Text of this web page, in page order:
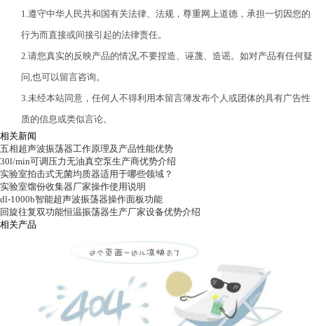
1.遵守中华人民共和国有关法律、法规，尊重网上道德，承担一切因您的
行为而直接或间接引起的法律责任。
2.请您真实的反映产品的情况,不要捏造、诬蔑、造谣。如对产品有任何疑
问,也可以留言咨询。
3.未经本站同意，任何人不得利用本留言簿发布个人或团体的具有广告性
质的信息或类似言论。
相关新闻
五相超声波振荡器工作原理及产品性能优势
30l/min可调压力无油真空泵生产商优势介绍
实验室拍击式无菌均质器适用于哪些领域？
实验室馏份收集器厂家操作使用说明
dl-1000b智能超声波振荡器操作面板功能
回旋往复双功能恒温振荡器生产厂家设备优势介绍
相关产品